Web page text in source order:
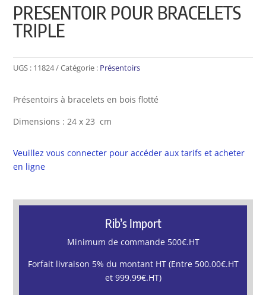
PRESENTOIR POUR BRACELETS
TRIPLE
UGS : 11824 Catégorie : Présentoirs
Présentoirs à bracelets en bois flotté
Dimensions : 24 x 23 cm
Veuillez vous connecter pour accéder aux tarifs et acheter
en ligne
Rib’s Import
Minimum de commande 500€.HT
Forfait livraison 5% du montant HT (Entre 500.00€.HT
et 999.99€.HT)